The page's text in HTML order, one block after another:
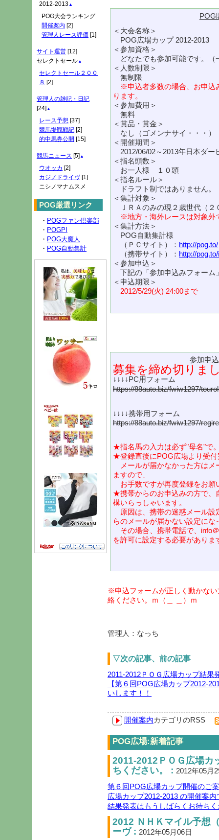
POG
＜大会名称＞
POG広場カップ 2012-2013
＜参加資格＞
どなたでも参加可能です。（
＜人数制限＞
無制限
※申込者多数の場合、お申込
ります。
＜参加費用＞
無料
＜賞品・賞金＞
なし（ゴメンナサイ・・・）
＜開催期間＞
2012/06/02～2013年日本ダー
＜指名頭数＞
お一人様 １０頭
＜指名ルール＞
ドラフト制ではありません。
＜集計対象＞
ＪＲＡのみの現２歳世代（２
※地方・海外レースは対象外
＜集計方法＞
POG自動集計様
（ＰＣサイト）： http://pog.to/
（携帯サイト）： http://
＜参加申込＞
下記の「参加申込みフォーム
＜申込期限＞
2012/5/29(火) 24:00まで
参加申
募集を締め切りま
↓↓↓↓PC用フォーム
https://88auto.biz/fwiw1297/
↓↓↓↓携帯用フォーム
https://88auto.biz/fwiw1297/
★指名馬の入力は必ず"母名"で
★登録直後にPOG広場より受
メールが届かなかった方はメ
ますので、
お手数ですが再度登録をお願
★携帯からのお申込みの方で、
構いらっしゃいます。
原因は、携帯の迷惑メール設
らのメールが届かない設定に
その場合、携帯電話で、info
を許可に設定する必要がありま
※申込フォームが正しく動かな
絡ください。ｍ（＿ ＿）ｍ
管理人：なっち
▽次の記事、前の記事
2011-2012ＰＯＧ広場カップ結
【第６回POG広場カップ2012-
いします！！
開催案内カテゴリのRSS
POG広場:新着記事
2011-2012ＰＯＧ広場カ
ちください。 : 2012年05月
第６回POG広場カップ開催のご
広場カップ2012-2013 の開催案
結果発表はもうしばらくお待ち
2012 ＮＨＫマイル予想
ーヴ : 2012年05月06日
2012-2013 ▲
POG大会ランキング
開催案内 [2]
管理人レース評価 [1]
サイト運営 [12]
セレクトセール ▲
セレクトセール２００
８ [2]
管理人の雑記・日記
[24] ▲
レース予想 [37]
競馬場観戦記 [2]
的中馬券公開 [15]
競馬ニュース [5] ▲
ウオッカ [2]
カジノドライヴ[1]
ニシノマナムスメ
POG厳選リンク
・ POGファン倶楽部
・ POGPI
・ POG大魔人
・ POG自動集計